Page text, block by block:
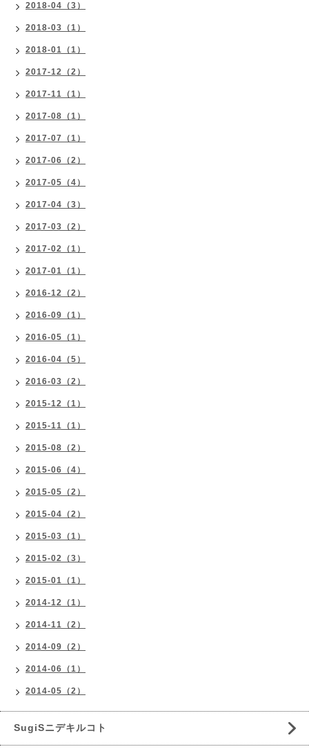
2018-04（3）
2018-03（1）
2018-01（1）
2017-12（2）
2017-11（1）
2017-08（1）
2017-07（1）
2017-06（2）
2017-05（4）
2017-04（3）
2017-03（2）
2017-02（1）
2017-01（1）
2016-12（2）
2016-09（1）
2016-05（1）
2016-04（5）
2016-03（2）
2015-12（1）
2015-11（1）
2015-08（2）
2015-06（4）
2015-05（2）
2015-04（2）
2015-03（1）
2015-02（3）
2015-01（1）
2014-12（1）
2014-11（2）
2014-09（2）
2014-06（1）
2014-05（2）
SugiSニデキルコト